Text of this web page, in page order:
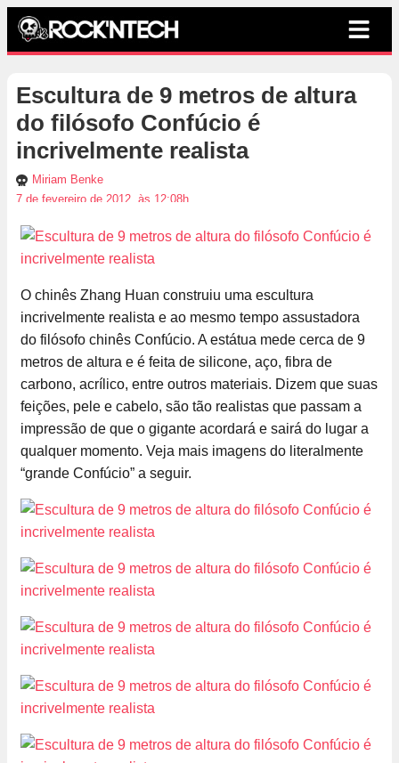
Escultura de 9 metros de altura
do filósofo Confúcio é
incrivelmente realista
Miriam Benke
7 de fevereiro de 2012, às 12:08h
O chinês Zhang Huan construiu uma escultura
incrivelmente realista e ao mesmo tempo assustadora
do filósofo chinês Confúcio. A estátua mede cerca de 9
metros de altura e é feita de silicone, aço, fibra de
carbono, acrílico, entre outros materiais. Dizem que suas
feições, pele e cabelo, são tão realistas que passam a
impressão de que o gigante acordará e sairá do lugar a
qualquer momento. Veja mais imagens do literalmente
“grande Confúcio” a seguir.